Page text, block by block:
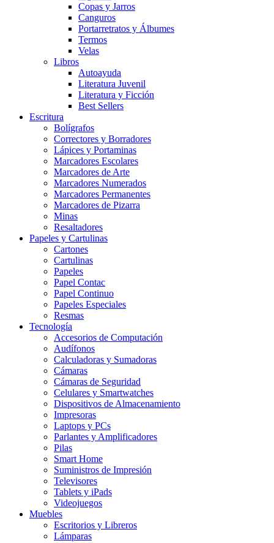
Copas y Jarros
Canguros
Portarretratos y Álbumes
Termos
Velas
Libros
Autoayuda
Literatura Juvenil
Literatura y Ficción
Best Sellers
Escritura
Bolígrafos
Correctores y Borradores
Lápices y Portaminas
Marcadores Escolares
Marcadores de Arte
Marcadores Numerados
Marcadores Permanentes
Marcadores de Pizarra
Minas
Resaltadores
Papeles y Cartulinas
Cartones
Cartulinas
Papeles
Papel Contac
Papel Continuo
Papeles Especiales
Resmas
Tecnología
Accesorios de Computación
Audífonos
Calculadoras y Sumadoras
Cámaras
Cámaras de Seguridad
Celulares y Smartwatches
Dispositivos de Almacenamiento
Impresoras
Laptops y PCs
Parlantes y Amplificadores
Pilas
Smart Home
Suministros de Impresión
Televisores
Tablets y iPads
Videojuegos
Muebles
Escritorios y Libreros
Lámparas